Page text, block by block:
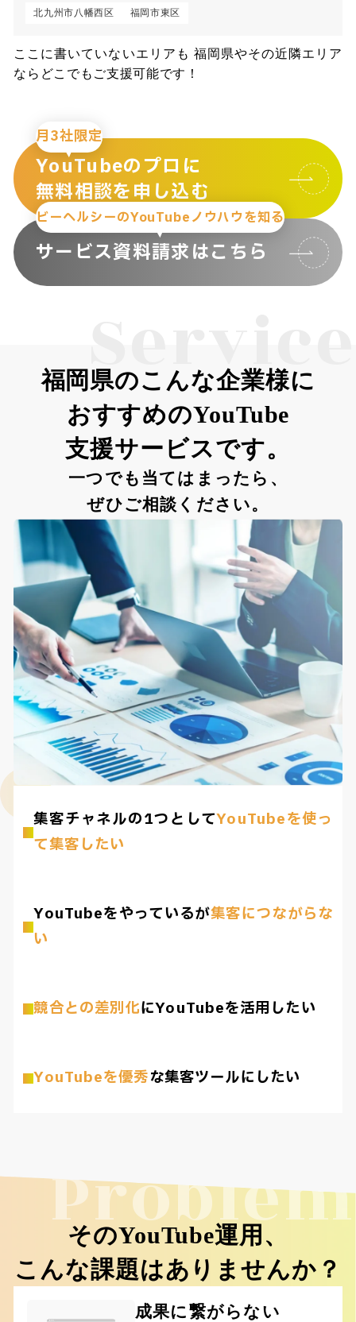
北九州市八幡西区 福岡市東区
ここに書いていないエリアも 福岡県やその近隣エリア
ならどこでもご支援可能です！
月3社限定
YouTubeのプロに
無料相談を申し込む
ビーヘルシーのYouTubeノウハウを知る
サービス資料請求はこちら
Service
福岡県のこんな企業様に
おすすめのYouTube
支援サービスです。
一つでも当てはまったら、
ぜひご相談ください。
集客チャネルの1つとしてYouTubeを使っ
て集客したい
YouTubeをやっているが集客につながらな
い
競合との差別化にYouTubeを活用したい
YouTubeを優秀な集客ツールにしたい
Problem
そのYouTube運用、
こんな課題はありませんか？
成果に繋がらない